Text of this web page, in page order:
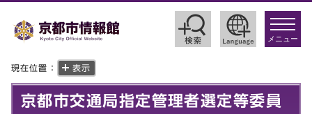
toggle
メニュー
現在位置： 表示
京都市交通局指定管理者選定等委員